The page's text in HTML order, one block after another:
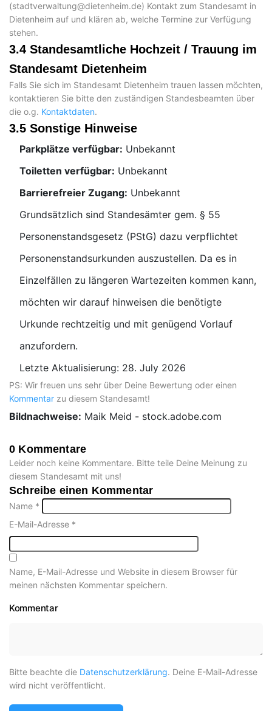
(
) Kontakt zum Standesamt in
Dietenheim auf und klären ab, welche Termine zur Verfügung
stehen.
3.4 Standesamtliche Hochzeit / Trauung im
Standesamt Dietenheim
Falls Sie sich im Standesamt Dietenheim trauen lassen möchten,
kontaktieren Sie bitte den zuständigen Standesbeamten über
die o.g. Kontaktdaten.
3.5 Sonstige Hinweise
Parkplätze verfügbar: Unbekannt
Toiletten verfügbar: Unbekannt
Barrierefreier Zugang: Unbekannt
Grundsätzlich sind Standesämter gem. § 55
Personenstandsgesetz (PStG) dazu verpflichtet
Personenstandsurkunden auszustellen. Da es in
Einzelfällen zu längeren Wartezeiten kommen kann,
möchten wir darauf hinweisen die benötigte
Urkunde rechtzeitig und mit genügend Vorlauf
anzufordern.
Letzte Aktualisierung: 28. July 2026
PS: Wir freuen uns sehr über Deine Bewertung oder einen
Kommentar zu diesem Standesamt!
Bildnachweise: Maik Meid - stock.adobe.com
0 Kommentare
Leider noch keine Kommentare. Bitte teile Deine Meinung zu
diesem Standesamt mit uns!
Schreibe einen Kommentar
Name *
E-Mail-Adresse *
Name, E-Mail-Adresse und Website in diesem Browser für
meinen nächsten Kommentar speichern.
Kommentar
Bitte beachte die Datenschutzerklärung. Deine E-Mail-Adresse
wird nicht veröffentlicht.